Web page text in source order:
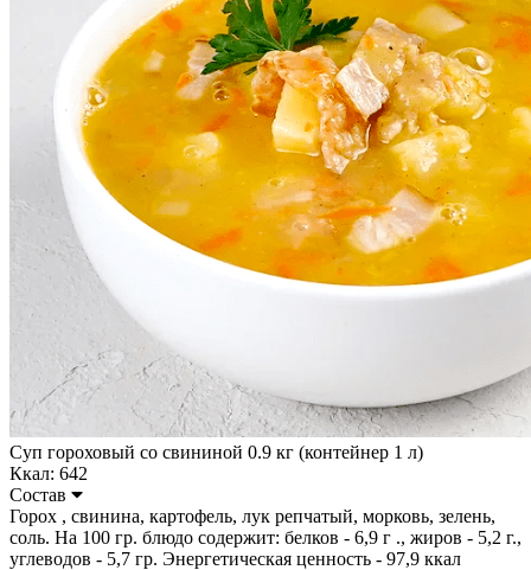
Суп гороховый со свининой 0.9 кг (контейнер 1 л)
Ккал: 642
Состав
Горох , свинина, картофель, лук репчатый, морковь, зелень,
соль. На 100 гр. блюдо содержит: белков - 6,9 г ., жиров - 5,2 г.,
углеводов - 5,7 гр. Энергетическая ценность - 97,9 ккал